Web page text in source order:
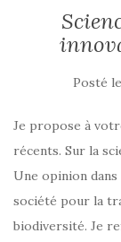
Posté le
Je propose à
récents. Sur la
Une opinion
société pour la
biodiversité. Je